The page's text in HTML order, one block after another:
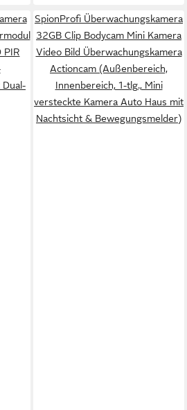
PIR
SpionProfi Überwachungskamera
32GB Clip Bodycam Mini Kamera
Video Bild Überwachungskamera
Actioncam (Außenbereich,
Innenbereich, 1-tlg., Mini
versteckte Kamera Auto Haus mit
Nachtsicht & Bewegungsmelder)